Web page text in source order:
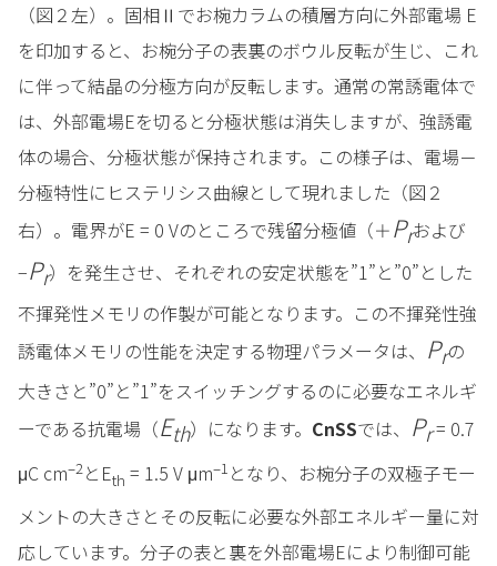
（図２左）。固相Ⅱでお椀カラムの積層方向に外部電場 E
を印加すると、お椀分子の表裏のボウル反転が生じ、これ
に伴って結晶の分極方向が反転します。通常の常誘電体で
は、外部電場Eを切ると分極状態は消失しますが、強誘電
体の場合、分極状態が保持されます。この様子は、電場－
分極特性にヒステリシス曲線として現れました（図２
右）。電界がE = 0 Vのところで残留分極値（＋Prおよび
−Pr）を発生させ、それぞれの安定状態を”1”と”0”とした
不揮発性メモリの作製が可能となります。この不揮発性強
誘電体メモリの性能を決定する物理パラメータは、 Prの
大きさと”0”と”1”をスイッチングするのに必要なエネルギ
ーである抗電場（Eth）になります。 CnSSでは、 Pr= 0.7
μC cm–2とEth = 1.5 V μm–1 となり、お椀分子の双極子モー
メントの大きさとその反転に必要な外部エネルギー量に対
応しています。分子の表と裏を外部電場Eにより制御可能